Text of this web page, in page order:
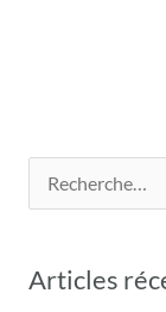
Articles